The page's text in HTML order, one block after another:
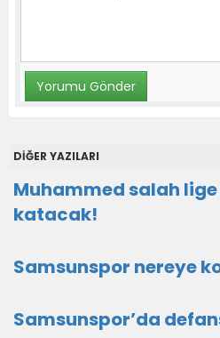
DİĞER YAZILARI
Muhammed salah
katacak!
Samsunspor nereye
Samsunspor’da